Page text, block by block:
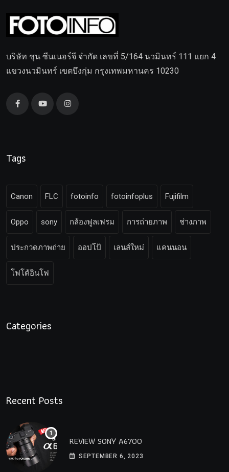
บริษัท ชุน ซีนเนอร์จี จำกัด เลขที่ 5/164 นวมินทร์ 111 แยก 4
แขวงนวมินทร์ เขตบึงกุ่ม กรุงเทพมหานคร 10230
Tags
Canon FLC fotoinfo fotoinfoplus Fujifilm
Oppo sony กล้องฟูลเฟรม การถ่ายภาพ ช่างภาพ
ประกวดภาพถ่าย ออปโป้ เลนส์ใหม่ แคนนอน
โฟโต้อินโฟ
Categories
Recent Posts
REVIEW SONY A6700
SEPTEMBER 6, 2023